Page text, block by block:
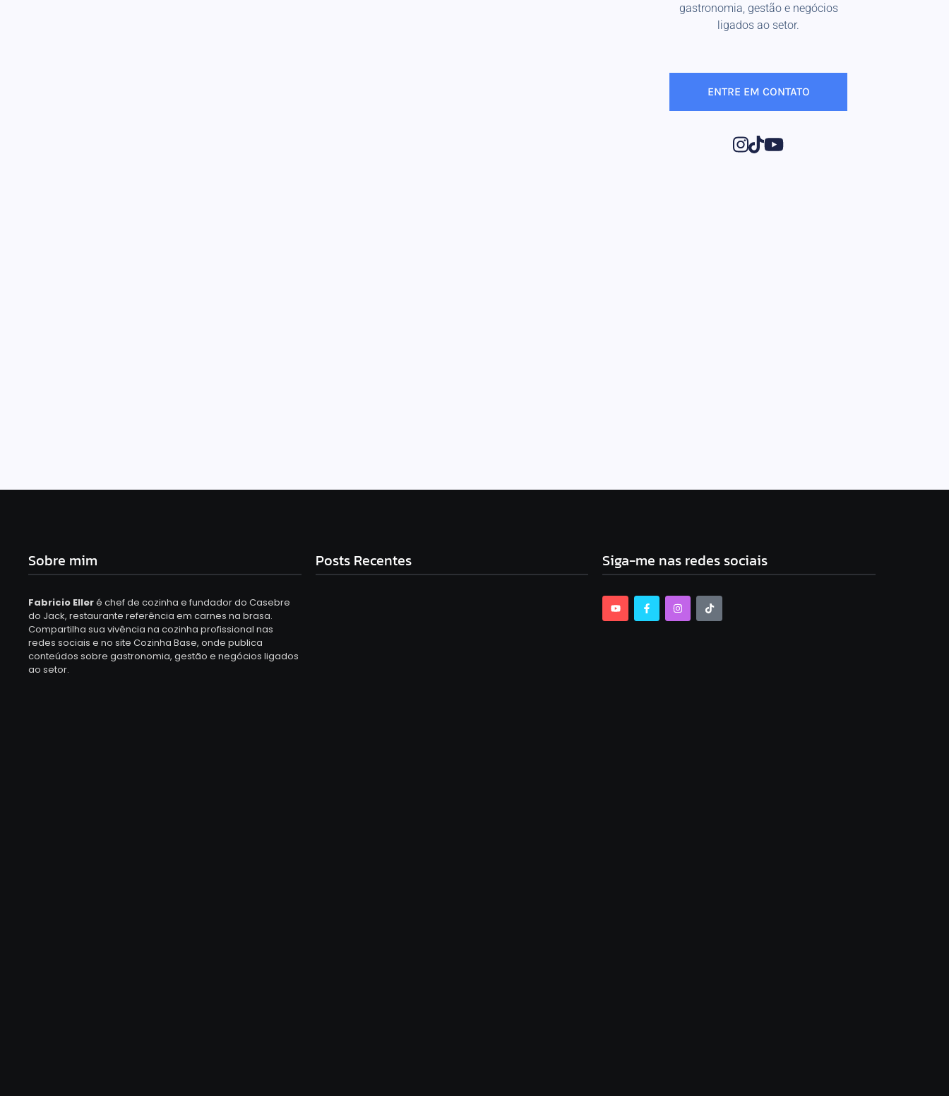
gastronomia, gestão e negócios
ligados ao setor.
ENTRE EM CONTATO
Sobre mim
Fabricio Elleré chef de cozinha e fundador do Casebre
do Jack, restaurante referência em carnes na brasa.
Compartilha sua vivência na cozinha profissional nas
redes sociais e no site Cozinha Base, onde publica
conteúdos sobre gastronomia, gestão e negócios ligados
ao setor.
Posts Recentes Siga-me nas redes sociais